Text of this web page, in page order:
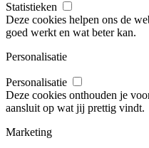
Statistieken
Deze cookies helpen ons de
goed werkt en wat beter kan.
Personalisatie
Personalisatie
Deze cookies onthouden je
aansluit op wat jij prettig vindt.
Marketing